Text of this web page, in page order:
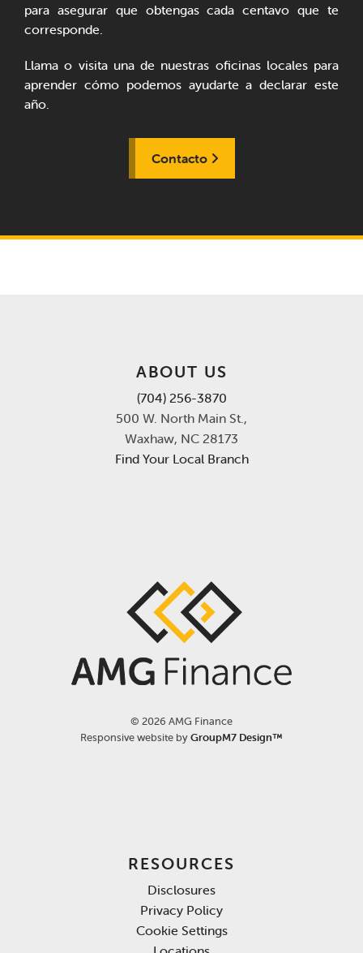
para asegurar que obtengas cada centavo que te
corresponde.
Llama o visita una de nuestras oficinas locales para
aprender cómo podemos ayudarte a declarar este
año.
Contacto
ABOUT US
(704) 256-3870
500 W. North Main St.,
Waxhaw, NC 28173
Find Your Local Branch
© 2026 AMG Finance
Responsive website byGroupM7 Design™
RESOURCES
Disclosures
Privacy Policy
Cookie Settings